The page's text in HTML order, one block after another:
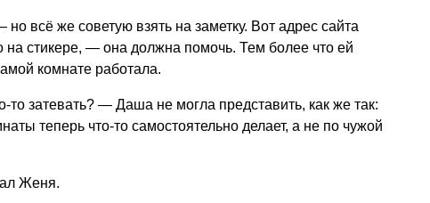
всё же советую взять на заметку. Вот адрес сайта
стикере, — она должна помочь. Тем более что ей
комнате работала.
то затевать? — Даша не могла представить, как же так:
теперь что-то самостоятельно делает, а не по чужой
Женя.